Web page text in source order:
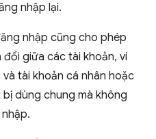
nhập lại.
nhập cũng cho phép
giữa các tài khoản, ví
tài khoản cá nhân hoặc
dùng chung mà không